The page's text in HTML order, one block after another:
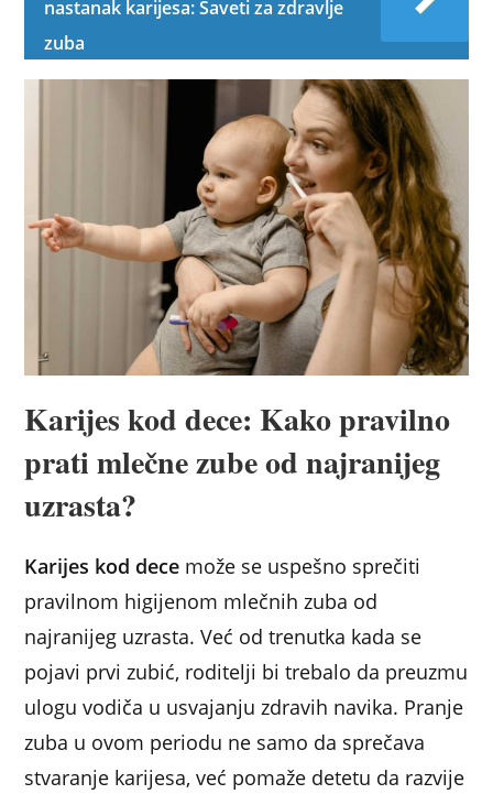
nastanak karijesa: Saveti za zdravlje
zuba
Karijes kod dece: Kako pravilno
prati mlečne zube od najranijeg
uzrasta?
Karijes kod dece može se uspešno sprečiti
pravilnom higijenom mlečnih zuba od
najranijeg uzrasta. Već od trenutka kada se
pojavi prvi zubić, roditelji bi trebalo da preuzmu
ulogu vodiča u usvajanju zdravih navika. Pranje
zuba u ovom periodu ne samo da sprečava
stvaranje karijesa, već pomaže detetu da razvije